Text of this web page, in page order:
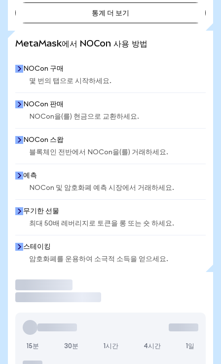
통계 더 보기
MetaMask에서 NOCon 사용 방법
NOCon 구매
몇 번의 탭으로 시작하세요.
NOCon 판매
NOCon을(를) 현금으로 교환하세요.
NOCon 스왑
블록체인 전반에서 NOCon을(를) 거래하세요.
예측
NOCon 및 암호화폐 예측 시장에서 거래하세요.
무기한 선물
최대 50배 레버리지로 토큰을 롱 또는 숏 하세요.
스테이킹
암호화폐를 운용하여 소극적 소득을 얻으세요.
15분 30분 1시간 4시간 1일